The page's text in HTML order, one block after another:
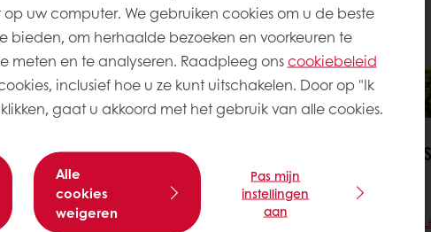
Liekes Pindakaas Deli
Caramel Koekjes
uw computer. We gebruiken cookies om u de beste
bieden, om herhaalde bezoeken en voorkeuren te
meten en te analyseren. Raadpleeg onscookiebeleid
inclusief hoe u ze kunt uitschakelen. Door op "Ik
gaat u akkoord met het gebruik van alle cookies.
Alle
cookies
weigeren
Pas mijn
instellingen
aan